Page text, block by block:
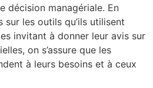
décision managériale. En
les outils qu’ils utilisent
invitant à donner leur avis sur
on s’assure que les
à leurs besoins et à ceux